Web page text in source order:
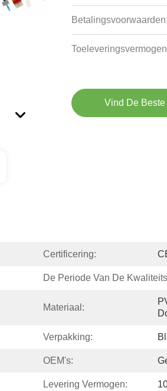
Vind De
Certificering:
De Periode Van De
Materiaal:
Verpakking:
OEM's:
Levering Vermogen: